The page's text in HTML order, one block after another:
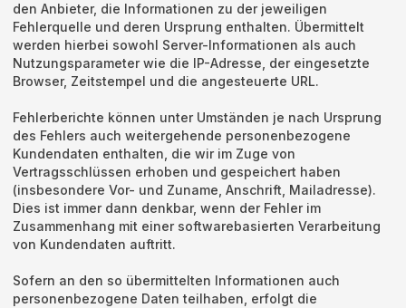
den Anbieter, die Informationen zu der jeweiligen
Fehlerquelle und deren Ursprung enthalten. Übermittelt
werden hierbei sowohl Server-Informationen als auch
Nutzungsparameter wie die IP-Adresse, der eingesetzte
Browser, Zeitstempel und die angesteuerte URL.
Fehlerberichte können unter Umständen je nach Ursprung
des Fehlers auch weitergehende personenbezogene
Kundendaten enthalten, die wir im Zuge von
Vertragsschlüssen erhoben und gespeichert haben
(insbesondere Vor- und Zuname, Anschrift, Mailadresse).
Dies ist immer dann denkbar, wenn der Fehler im
Zusammenhang mit einer softwarebasierten Verarbeitung
von Kundendaten auftritt.
Sofern an den so übermittelten Informationen auch
personenbezogene Daten teilhaben, erfolgt die